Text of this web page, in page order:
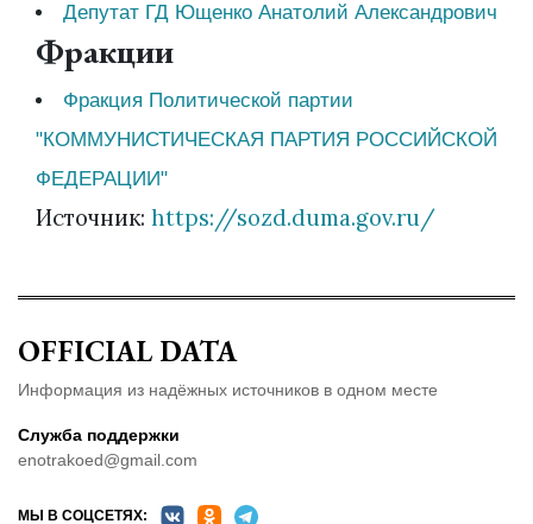
Депутат ГД Ющенко Анатолий Александрович
Фракции
Фракция Политической партии
"КОММУНИСТИЧЕСКАЯ ПАРТИЯ РОССИЙСКОЙ
ФЕДЕРАЦИИ"
Источник: https://sozd.duma.gov.ru/
OFFICIAL DATA
Информация из надёжных источников в одном месте
Служба поддержки
enotrakoed@gmail.com
МЫ В СОЦСЕТЯХ: